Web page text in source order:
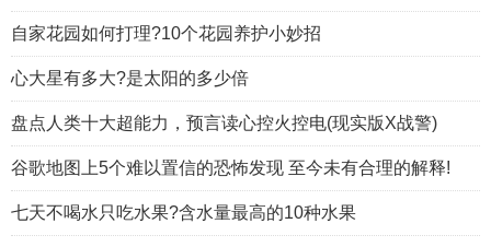
自家花园如何打理?10个花园养护小妙招
心大星有多大?是太阳的多少倍
盘点人类十大超能力，预言读心控火控电(现实版X战警)
谷歌地图上5个难以置信的恐怖发现 至今未有合理的解释!
七天不喝水只吃水果?含水量最高的10种水果